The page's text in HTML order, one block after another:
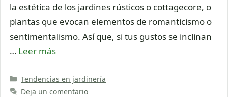
la estética de los jardines rústicos o cottagecore, o
plantas que evocan elementos de romanticismo o
sentimentalismo. Así que, si tus gustos se inclinan
… Leer más
Categorías
Tendencias en jardinería
Deja un comentario